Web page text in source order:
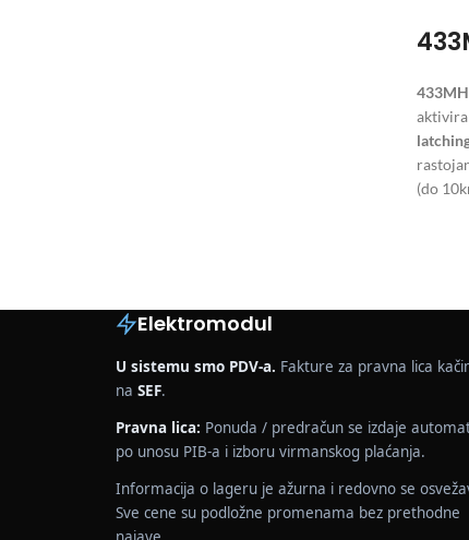
aktivira
(do
Elektromodul
U sistemu smo PDV-a. Fakture za pravna lica
na SEF.
Pravna lica: Ponuda / predračun se izdaje
po unosu PIB-a i izboru virmanskog plaćanja.
Informacija o lageru je ažurna i redovno se
Sve cene su podložne promenama bez prethodne